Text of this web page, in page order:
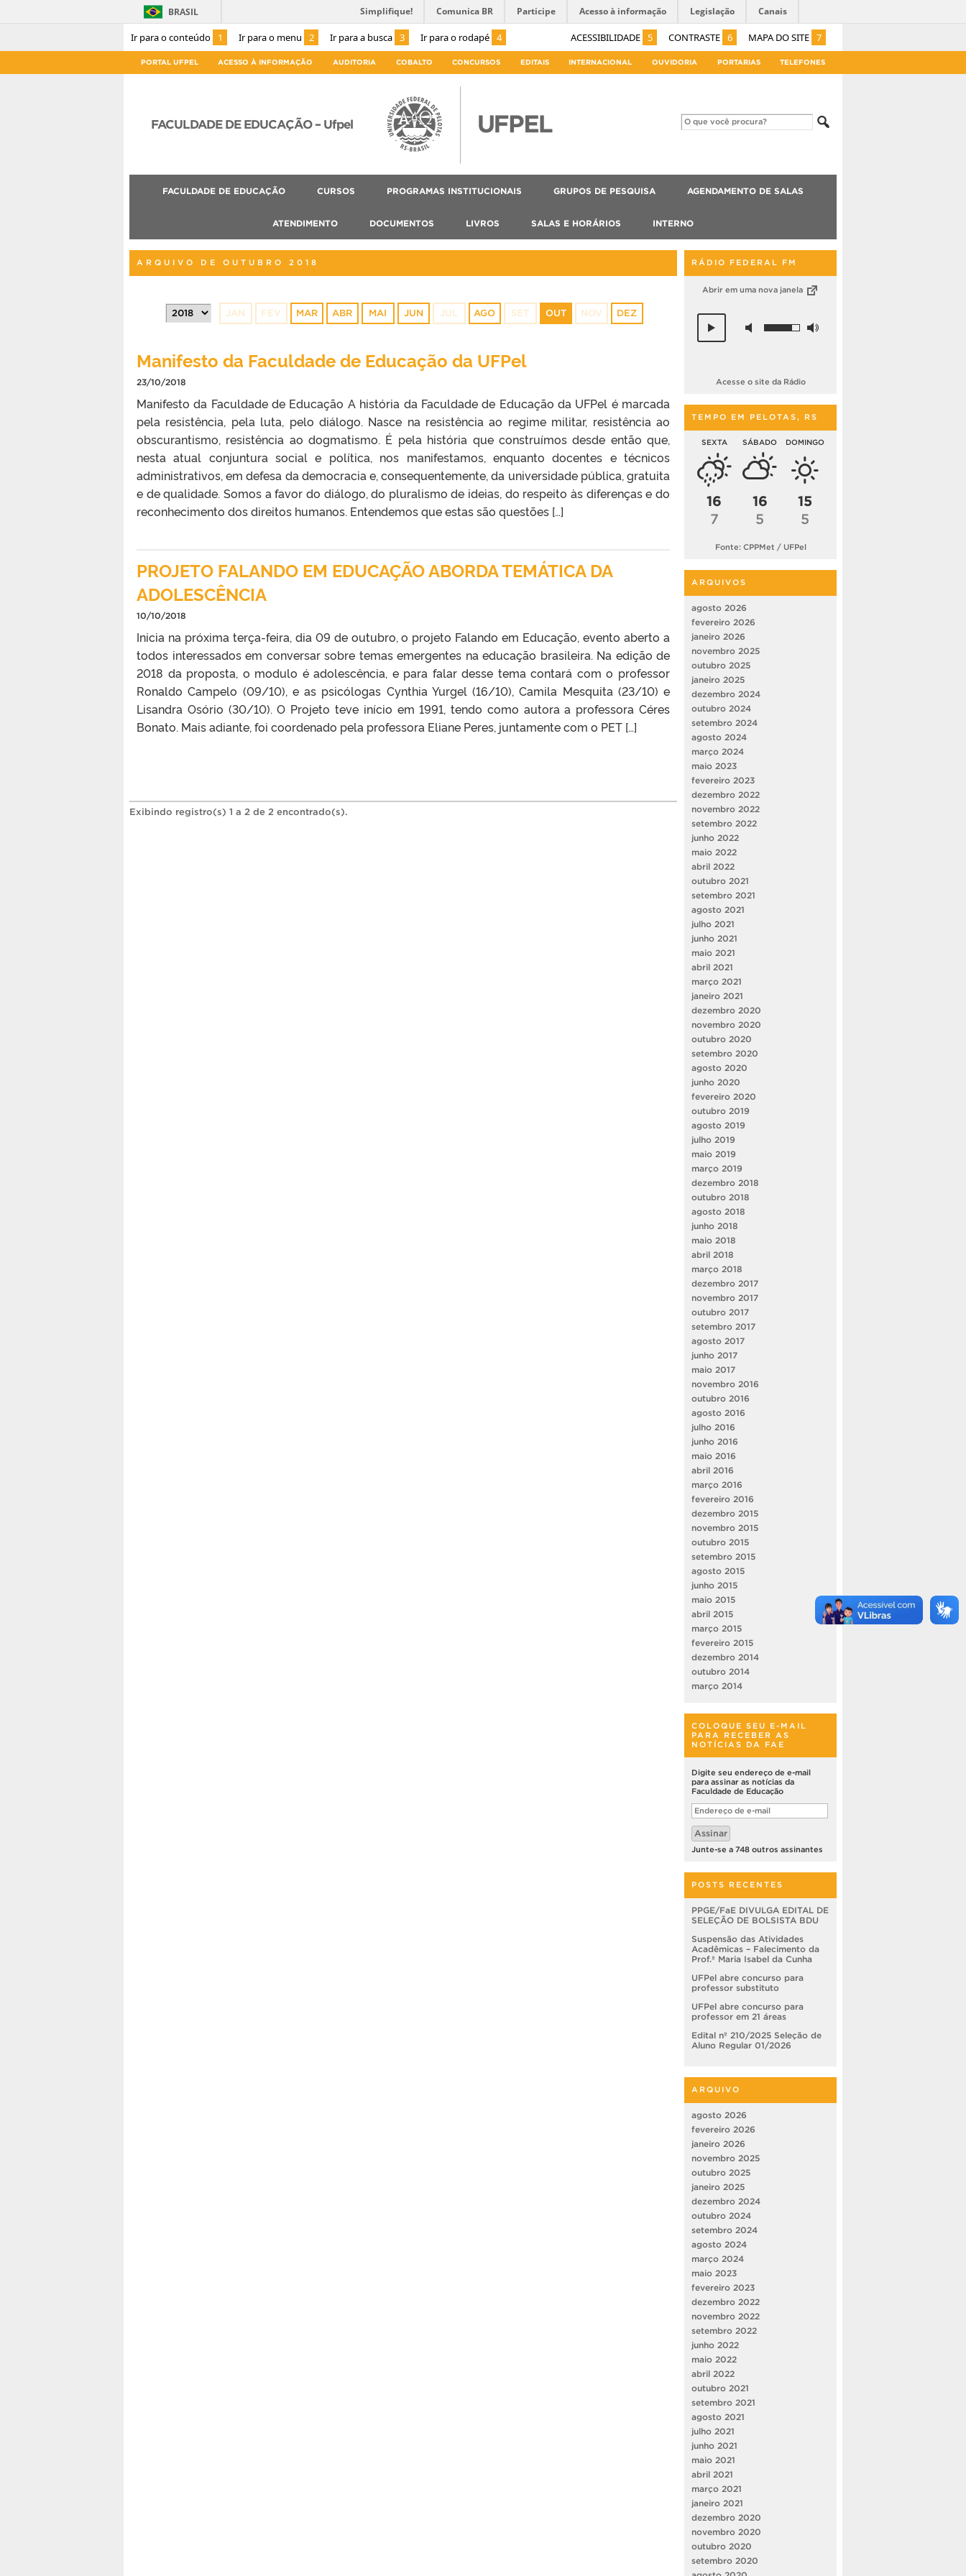
Ir para o conteúdo 1 Ir para o menu 2 Ir para a busca 3 Ir para o rodapé 4 ACESSIBILIDADE 5 CONTRASTE 6 MAPA DO SITE 7
BRASIL Simplifique! Comunica BR Participe Acesso à informação Legislação Canais
PORTAL UFPEL ACESSO À INFORMAÇÃO AUDITORIA COBALTO CONCURSOS EDITAIS INTERNACIONAL OUVIDORIA PORTARIAS TELEFONES
FACULDADE DE EDUCAÇÃO – Ufpel
FACULDADE DE EDUCAÇÃO CURSOS PROGRAMAS INSTITUCIONAIS GRUPOS DE PESQUISA AGENDAMENTO DE SALAS
ATENDIMENTO DOCUMENTOS LIVROS SALAS E HORÁRIOS INTERNO
ARQUIVO DE OUTUBRO 2018
JAN FEV MAR ABR MAI JUN JUL AGO SET OUT NOV DEZ
Manifesto da Faculdade de Educação da UFPel
23/10/2018
Manifesto da Faculdade de Educação A história da Faculdade de Educação da UFPel é marcada
pela resistência, pela luta, pelo diálogo. Nasce na resistência ao regime militar, resistência ao
obscurantismo, resistência ao dogmatismo. É pela história que construímos desde então que,
nesta atual conjuntura social e política, nos manifestamos, enquanto docentes e técnicos
administrativos, em defesa da democracia e, consequentemente, da universidade pública, gratuita
e de qualidade. Somos a favor do diálogo, do pluralismo de ideias, do respeito às diferenças e do
reconhecimento dos direitos humanos. Entendemos que estas são questões […]
PROJETO FALANDO EM EDUCAÇÃO ABORDA TEMÁTICA DA
ADOLESCÊNCIA
10/10/2018
Inicia na próxima terça-feira, dia 09 de outubro, o projeto Falando em Educação, evento aberto a
todos interessados em conversar sobre temas emergentes na educação brasileira. Na edição de
2018 da proposta, o modulo é adolescência, e para falar desse tema contará com o professor
Ronaldo Campelo (09/10), e as psicólogas Cynthia Yurgel (16/10), Camila Mesquita (23/10) e
Lisandra Osório (30/10). O Projeto teve início em 1991, tendo como autora a professora Céres
Bonato. Mais adiante, foi coordenado pela professora Eliane Peres, juntamente com o PET […]
Exibindo registro(s) 1 a 2 de 2 encontrado(s).
RÁDIO FEDERAL FM
Abrir em uma nova janela
Acesse o site da Rádio
TEMPO EM PELOTAS, RS
SEXTA
16
7
SÁBADO
16
5
DOMINGO
15
5
Fonte: CPPMet / UFPel
ARQUIVOS
agosto 2026
fevereiro 2026
janeiro 2026
novembro 2025
outubro 2025
janeiro 2025
dezembro 2024
outubro 2024
setembro 2024
agosto 2024
março 2024
maio 2023
fevereiro 2023
dezembro 2022
novembro 2022
setembro 2022
junho 2022
maio 2022
abril 2022
outubro 2021
setembro 2021
agosto 2021
julho 2021
junho 2021
maio 2021
abril 2021
março 2021
janeiro 2021
dezembro 2020
novembro 2020
outubro 2020
setembro 2020
agosto 2020
junho 2020
fevereiro 2020
outubro 2019
agosto 2019
julho 2019
maio 2019
março 2019
dezembro 2018
outubro 2018
agosto 2018
junho 2018
maio 2018
abril 2018
março 2018
dezembro 2017
novembro 2017
outubro 2017
setembro 2017
agosto 2017
junho 2017
maio 2017
novembro 2016
outubro 2016
agosto 2016
julho 2016
junho 2016
maio 2016
abril 2016
março 2016
fevereiro 2016
dezembro 2015
novembro 2015
outubro 2015
setembro 2015
agosto 2015
junho 2015
maio 2015
abril 2015
março 2015
fevereiro 2015
dezembro 2014
outubro 2014
março 2014
COLOQUE SEU E-MAIL
PARA RECEBER AS
NOTÍCIAS DA FAE
Digite seu endereço de e-mail
para assinar as notícias da
Faculdade de Educação
Endereço
de
e-
mail
Assinar
Junte-se a 748 outros assinantes
POSTS RECENTES
PPGE/FaE DIVULGA EDITAL DE
SELEÇÃO DE BOLSISTA BDU
Suspensão das Atividades
Acadêmicas – Falecimento da
Prof.ª Maria Isabel da Cunha
UFPel abre concurso para
professor substituto
UFPel abre concurso para
professor em 21 áreas
Edital nº 210/2025 Seleção de
Aluno Regular 01/2026
ARQUIVO
agosto 2026
fevereiro 2026
janeiro 2026
novembro 2025
outubro 2025
janeiro 2025
dezembro 2024
outubro 2024
setembro 2024
agosto 2024
março 2024
maio 2023
fevereiro 2023
dezembro 2022
novembro 2022
setembro 2022
junho 2022
maio 2022
abril 2022
outubro 2021
setembro 2021
agosto 2021
julho 2021
junho 2021
maio 2021
abril 2021
março 2021
janeiro 2021
dezembro 2020
novembro 2020
outubro 2020
setembro 2020